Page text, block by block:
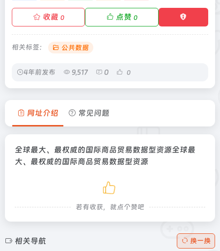
收藏 0 点赞 0
相关标签： 公共数据
4年前发布 9,517 0 0
网址介绍 常见问题
全球最大、最权威的国际商品贸易数据型资源全球最
大、最权威的国际商品贸易数据型资源
若有收获，就点个赞吧
相关导航 换一换